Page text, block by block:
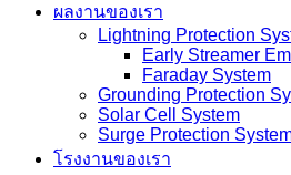
ผลงานของเรา
Lightning Protection
Early Streamer
Faraday System
Grounding Protection
Solar Cell System
Surge Protection
โรงงานของเรา